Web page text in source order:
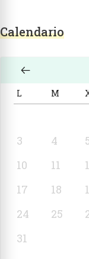
Calendario
L M
3
4
10
11
17
18
24
25
31